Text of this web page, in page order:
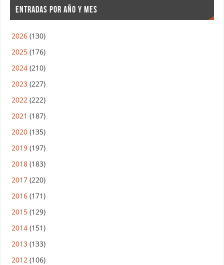
ENTRADAS POR AÑO Y MES
2026(130)
2025(176)
2024(210)
2023(227)
2022 (222)
2021 (187)
2020(135)
2019(197)
2018(183)
2017(220)
2016(171)
2015(129)
2014(151)
2013(133)
2012 (106)